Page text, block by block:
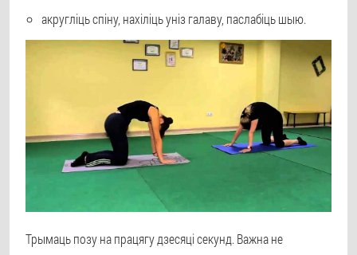
акругліць спіну, нахіліць уніз галаву, паслабіць шыю.
Трымаць позу на працягу дзесяці секунд. Важна не